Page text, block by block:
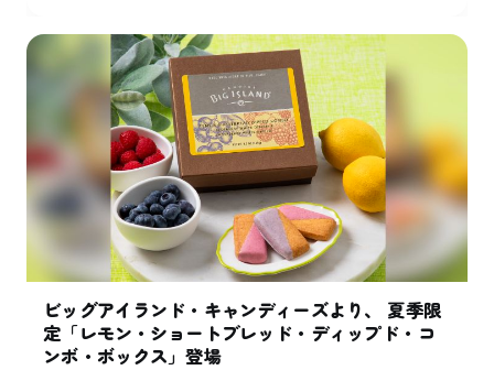
ビッグアイランド・キャンディーズより、 夏季限
定「レモン・ショートブレッド・ディップド・コ
ンボ・ボックス」登場